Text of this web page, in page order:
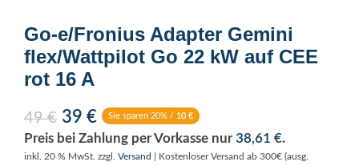
Go-e/Fronius Adapter Gemini
flex/Wattpilot Go 22 kW auf CEE
rot 16 A
49€ 39 € Sie sparen 20% / 10 €
Preis bei Zahlung per Vorkasse nur38,61 €.
inkl. 20 % MwSt. zzgl. Versand
| Kostenloser Versand ab 300€ (ausg.